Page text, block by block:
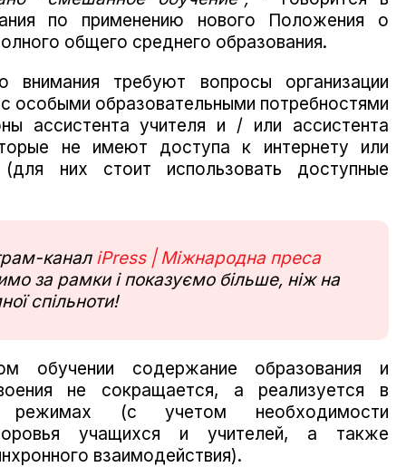
по применению нового Положения о
общего среднего образования.
требуют вопросы организации
особыми образовательными потребностями
ассистента учителя и / или ассистента
не имеют доступа к интернету или
них стоит использовать доступные
канал iPress | Міжнародна преса
за рамки і показуємо більше, ніж на
спільноти!
обучении содержание образования и
не сокращается, а реализуется в
режимах (с учетом необходимости
учащихся и учителей, а также
взаимодействия).